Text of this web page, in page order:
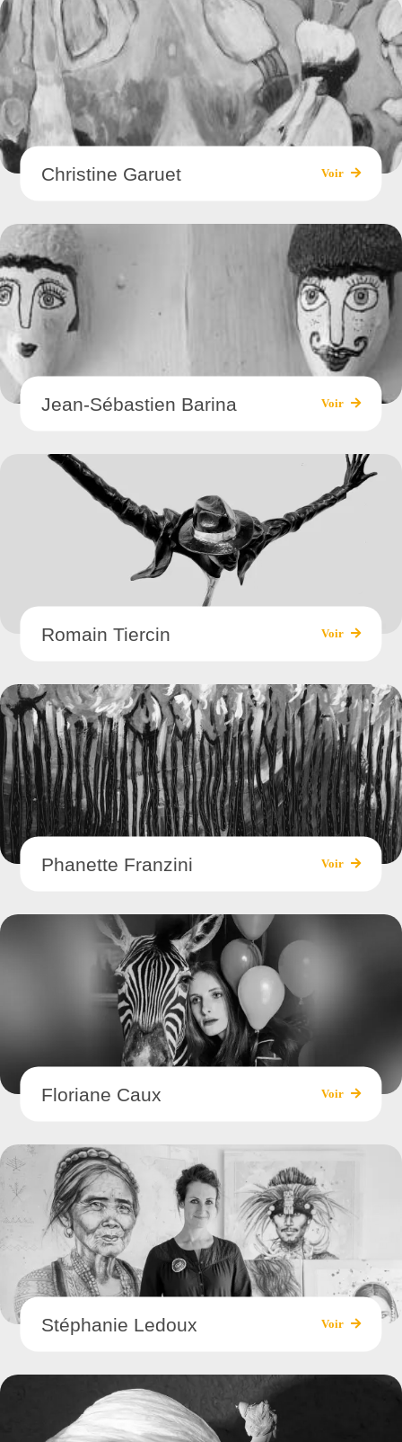
Christine Garuet Voir
Jean-Sébastien Barina Voir
Romain Tiercin Voir
Phanette Franzini Voir
Floriane Caux Voir
Stéphanie Ledoux Voir